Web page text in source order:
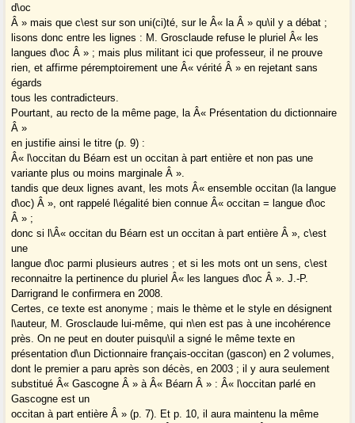
d\oc
Â » mais que c\est sur son uni(ci)té, sur le Â« la Â » qu\il y a débat ;
lisons donc entre les lignes : M. Grosclaude refuse le pluriel Â« les
langues d\oc Â » ; mais plus militant ici que professeur, il ne prouve
rien, et affirme péremptoirement une Â« vérité Â » en rejetant sans
égards
tous les contradicteurs.
Pourtant, au recto de la même page, la Â« Présentation du dictionnaire
Â »
en justifie ainsi le titre (p. 9) :
Â« l\occitan du Béarn est un occitan à part entière et non pas une
variante plus ou moins marginale Â ».
tandis que deux lignes avant, les mots Â« ensemble occitan (la langue
d\oc) Â », ont rappelé l\égalité bien connue Â« occitan = langue d\oc
Â » ;
donc si l\Â« occitan du Béarn est un occitan à part entière Â », c\est
une
langue d\oc parmi plusieurs autres ; et si les mots ont un sens, c\est
reconnaitre la pertinence du pluriel Â« les langues d\oc Â ». J.-P.
Darrigrand le confirmera en 2008.
Certes, ce texte est anonyme ; mais le thème et le style en désignent
l\auteur, M. Grosclaude lui-même, qui n\en est pas à une incohérence
près. On ne peut en douter puisqu\il a signé le même texte en
présentation d\un Dictionnaire français-occitan (gascon) en 2 volumes,
dont le premier a paru après son décès, en 2003 ; il y aura seulement
substitué Â« Gascogne Â » à Â« Béarn Â » : Â« l\occitan parlé en
Gascogne est un
occitan à part entière Â » (p. 7). Et p. 10, il aura maintenu la même